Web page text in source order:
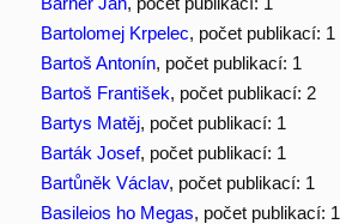
Bartolomej Krpelec, počet publikací: 1
Bartoš Antonín, počet publikací: 1
Bartoš František, počet publikací: 2
Bartys Matěj, počet publikací: 1
Barták Josef, počet publikací: 1
Bartůněk Václav, počet publikací: 1
Basileios ho Megas, počet publikací: 1